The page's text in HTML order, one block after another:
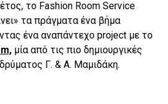
το Fashion Room Service
τα πράγματα ένα βήμα
ένα αναπάντεχο project με το
μία από τις πιο δημιουργικές
Γ. & Α. Μαμιδάκη.